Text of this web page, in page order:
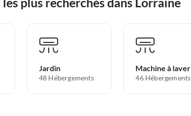
Jardin
48 Hébergements
Machine à laver
46 Hébergements